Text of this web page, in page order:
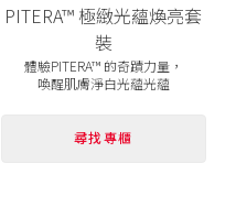
PITERA™ 極緻光蘊煥亮套
裝
體驗PITERA™ 的奇蹟力量，
喚醒肌膚淨白光蘊光蘊
尋找專櫃